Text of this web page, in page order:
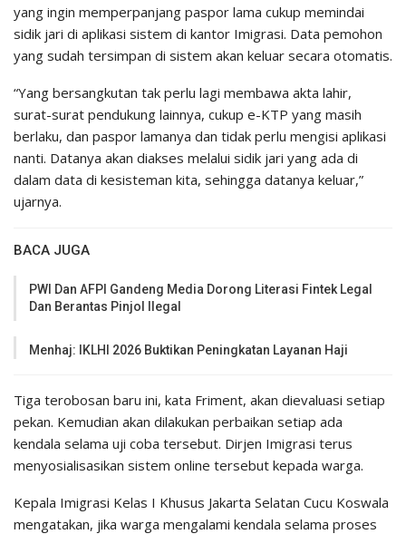
yang ingin memperpanjang paspor lama cukup memindai
sidik jari di aplikasi sistem di kantor Imigrasi. Data pemohon
yang sudah tersimpan di sistem akan keluar secara otomatis.
“Yang bersangkutan tak perlu lagi membawa akta lahir,
surat-surat pendukung lainnya, cukup e-KTP yang masih
berlaku, dan paspor lamanya dan tidak perlu mengisi aplikasi
nanti. Datanya akan diakses melalui sidik jari yang ada di
dalam data di kesisteman kita, sehingga datanya keluar,”
ujarnya.
BACA JUGA
PWI Dan AFPI Gandeng Media Dorong Literasi Fintek Legal
Dan Berantas Pinjol Ilegal
Menhaj: IKLHI 2026 Buktikan Peningkatan Layanan Haji
Tiga terobosan baru ini, kata Friment, akan dievaluasi setiap
pekan. Kemudian akan dilakukan perbaikan setiap ada
kendala selama uji coba tersebut. Dirjen Imigrasi terus
menyosialisasikan sistem online tersebut kepada warga.
Kepala Imigrasi Kelas I Khusus Jakarta Selatan Cucu Koswala
mengatakan, jika warga mengalami kendala selama proses